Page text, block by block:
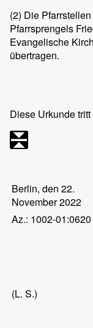
(2) Die
Pfarrsprengels
Evangelische
übertragen.
Diese Urkunde
Berlin, den 22.
November 2022
Az.: 1002-01:0620
(L. S.)